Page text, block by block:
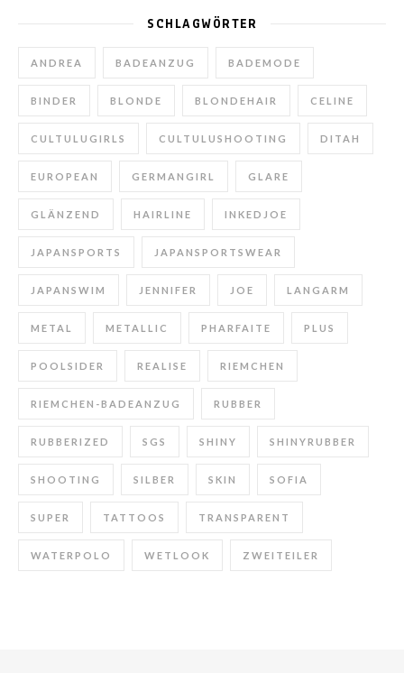
SCHLAGWÖRTER
ANDREA BADEANZUG BADEMODE
BINDER BLONDE BLONDEHAIR CELINE
CULTULUGIRLS CULTULUSHOOTING DITAH
EUROPEAN GERMANGIRL GLARE
GLÄNZEND HAIRLINE INKEDJOE
JAPANSPORTS JAPANSPORTSWEAR
JAPANSWIM JENNIFER JOE LANGARM
METAL METALLIC PHARFAITE PLUS
POOLSIDER REALISE RIEMCHEN
RIEMCHEN-BADEANZUG RUBBER
RUBBERIZED SGS SHINY SHINYRUBBER
SHOOTING SILBER SKIN SOFIA
SUPER TATTOOS TRANSPARENT
WATERPOLO WETLOOK ZWEITEILER